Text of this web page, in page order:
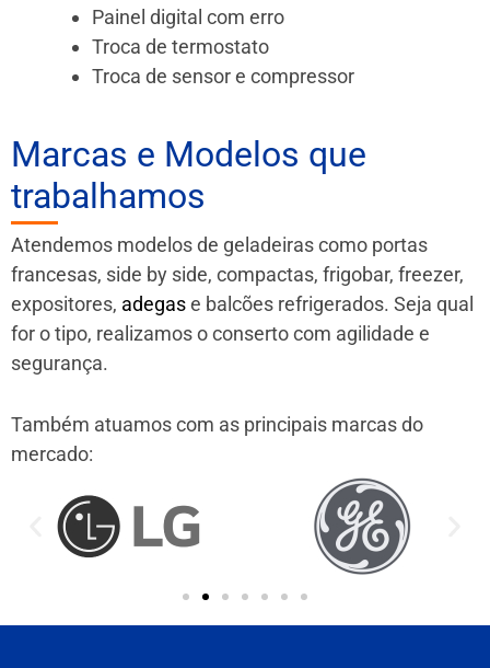
Painel digital com erro
Troca de termostato
Troca de sensor e compressor
Marcas e Modelos que
trabalhamos
Atendemos modelos de geladeiras como portas
francesas, side by side, compactas, frigobar, freezer,
expositores, adegase balcões refrigerados. Seja qual
for o tipo, realizamos o conserto com agilidade e
segurança.
Também atuamos com as principais marcas do
mercado: